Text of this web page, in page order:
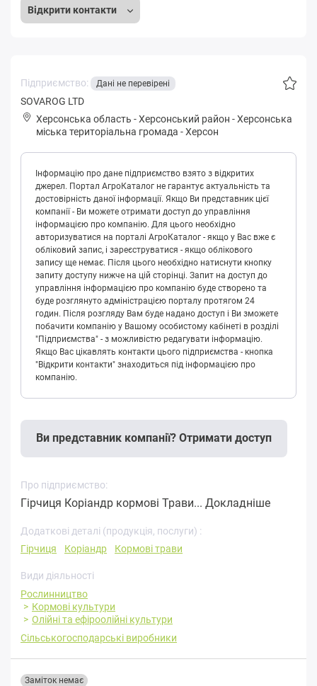
Відкрити контакти
Підприємство: Дані не перевірені
SOVAROG LTD
Херсонська область -Херсонський район -Хepсoнськa
міська територіальна громада -Херсон
Інформацію про дане підприємство взято з відкритих
джерел. Портал АгроКаталог не гарантує актуальність та
достовірність даної інформації. Якщо Ви представник цієї
компанії - Ви можете отримати доступ до управління
інформацією про компанію. Для цього необхідно
авторизуватися на порталі АгроКаталог - якщо у Вас вже є
обліковий запис, і зареєструватися - якщо облікового
запису ще немає. Після цього необхідно натиснути кнопку
запиту доступу нижче на цій сторінці. Запит на доступ до
управління інформацією про компанію буде створено та
буде розглянуто адміністрацією порталу протягом 24
годин. Після розгляду Вам буде надано доступ і Ви зможете
побачити компанію у Вашому особистому кабінеті в розділі
"Підприємства" - з можливістю редагувати інформацію.
Якщо Вас цікавлять контакти цього підприємства - кнопка
"Відкрити контакти" знаходиться під інформацією про
компанію.
Ви представник компанії? Отримати доступ
Про підприємство:
Гірчиця Коріандр кормові Трави... Докладніше
Додаткові деталі (продукція, послуги) :
Гірчиця
Коріандр Кормові трави
Види діяльності
Рослинництво
Кормові культури
Олійні та ефіроолійні культури
Сільськогосподарські виробники
Заміток немає